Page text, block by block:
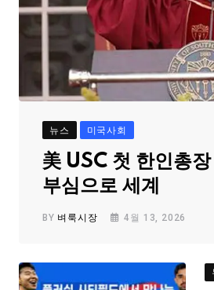
뉴스 미국사회
美 USC 첫 한인총
부심으로 세계
BY 벼룩시장 4월 13, 2026